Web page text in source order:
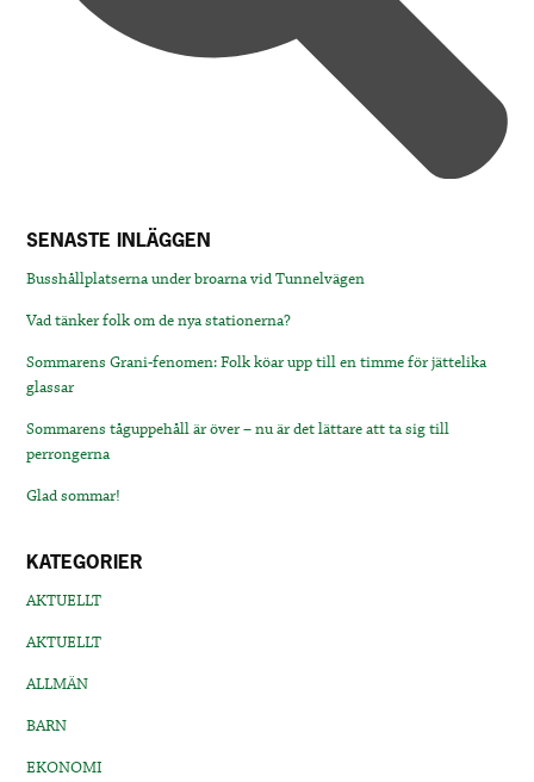
SENASTE INLÄGGEN
Busshållplatserna under broarna vid Tunnelvägen
Vad tänker folk om de nya stationerna?
Sommarens Grani-fenomen: Folk köar upp till en timme för jättelika
glassar
Sommarens tåguppehåll är över – nu är det lättare att ta sig till
perrongerna
Glad sommar!
KATEGORIER
AKTUELLT
AKTUELLT
ALLMÄN
BARN
EKONOMI